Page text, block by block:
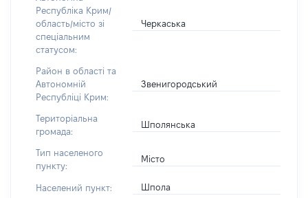
Республіка Крим/
область/місто зі
спеціальним
статусом:
Черкаська
Район в області та
Автономній
Республіці Крим:
Звенигородський
Територіальна
громада:
Шполянська
Тип населеного
пункту:
Місто
Населений пункт: Шпола